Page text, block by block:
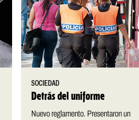
SOCIEDAD
Detrás del uniforme
Nuevo reglamento. Presentaron un